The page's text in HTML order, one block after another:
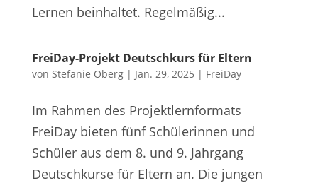
Lernen beinhaltet. Regelmäßig...
FreiDay-Projekt Deutschkurs für Eltern
von Stefanie Oberg| Jan. 29, 2025 | FreiDay
Im Rahmen des Projektlernformats
FreiDay bieten fünf Schülerinnen und
Schüler aus dem 8. und 9. Jahrgang
Deutschkurse für Eltern an. Die jungen